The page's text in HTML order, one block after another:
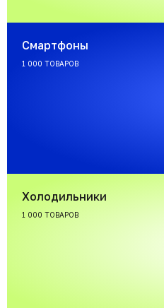
Смартфоны
1 000 ТОВАРОВ
Холодильники
1 000 ТОВАРОВ